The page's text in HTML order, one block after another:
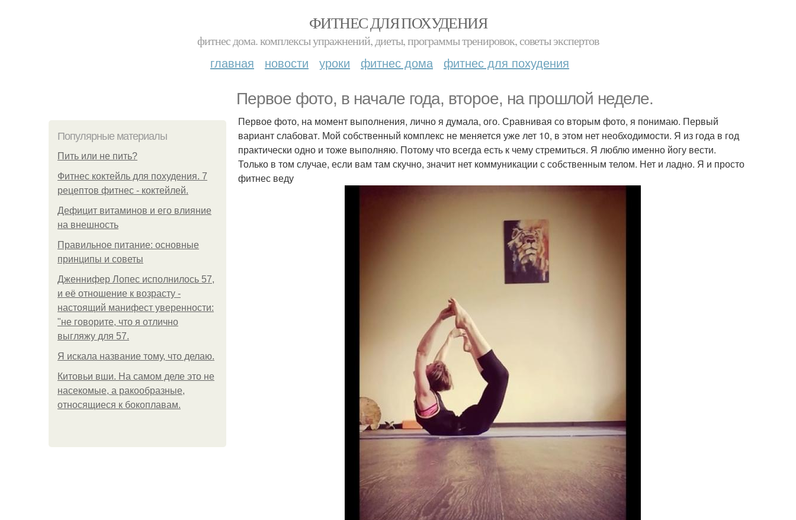
ФИТНЕС ДЛЯ ПОХУДЕНИЯ
фитнес дома. комплексы упражнений, диеты, программы тренировок, советы экспертов
главная новости уроки фитнес дома фитнес для похудения
Первое фото, в начале года, второе, на прошлой неделе.
Популярные материалы
Пить или не пить?
Фитнес коктейль для похудения. 7
рецептов фитнес - коктейлей.
Дефицит витаминов и его влияние
на внешность
Правильное питание: основные
принципы и советы
Дженнифер Лопес исполнилось 57,
и её отношение к возрасту -
настоящий манифест уверенности:
"не говорите, что я отлично
выгляжу для 57.
Я искала название тому, что делаю.
Китовьи вши. На самом деле это не
насекомые, а ракообразные,
относящиеся к бокоплавам.
Первое фото, на момент выполнения, лично я думала, ого. Сравнивая со вторым фото, я понимаю. Первый
вариант слабоват. Мой собственный комплекс не меняется уже лет 10, в этом нет необходимости. Я из года в год
практически одно и тоже выполняю. Потому что всегда есть к чему стремиться. Я люблю именно йогу вести.
Только в том случае, если вам там скучно, значит нет коммуникации с собственным телом. Нет и ладно. Я и просто
фитнес веду